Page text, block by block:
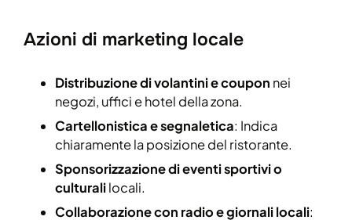
Azioni di marketing locale
Distribuzione di volantini e coupon nei
negozi, uffici e hotel della zona.
Cartellonistica e segnaletica: Indica
chiaramente la posizione del ristorante.
Sponsorizzazione di eventi sportivi o
culturalilocali.
Collaborazione con radio e giornali locali: